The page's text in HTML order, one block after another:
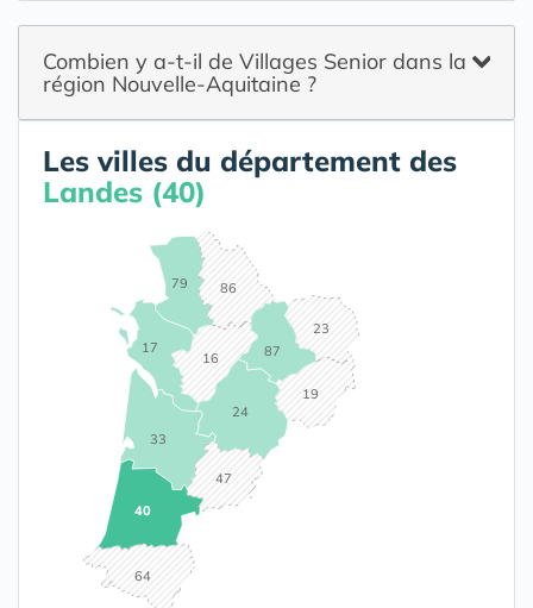
Combien y a-t-il de Villages Senior dans la
région Nouvelle-Aquitaine ?
Les villes du département des
Landes (40)
16
17
19
23
24
33
40
47
64
79 86
87